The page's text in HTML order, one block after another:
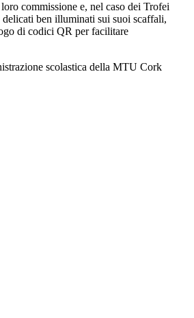
commissione e, nel caso dei Trofei
ben illuminati sui suoi scaffali,
di codici QR per facilitare
scolastica della MTU Cork